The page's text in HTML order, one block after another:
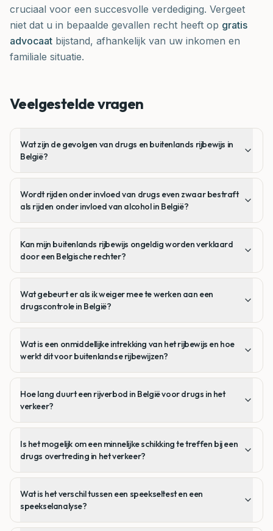
cruciaal voor een succesvolle verdediging. Vergeet
niet dat u in bepaalde gevallen recht heeft op gratis
advocaat bijstand, afhankelijk van uw inkomen en
familiale situatie.
Veelgestelde vragen
Wat zijn de gevolgen van drugs en buitenlands rijbewijs in
België?
Wordt rijden onder invloed van drugs even zwaar bestraft
als rijden onder invloed van alcohol in België?
Kan mijn buitenlands rijbewijs ongeldig worden verklaard
door een Belgische rechter?
Wat gebeurt er als ik weiger mee te werken aan een
drugscontrole in België?
Wat is een onmiddellijke intrekking van het rijbewijs en hoe
werkt dit voor buitenlandse rijbewijzen?
Hoe lang duurt een rijverbod in België voor drugs in het
verkeer?
Is het mogelijk om een minnelijke schikking te treffen bij een
drugs overtreding in het verkeer?
Wat is het verschil tussen een speekseltest en een
speekselanalyse?